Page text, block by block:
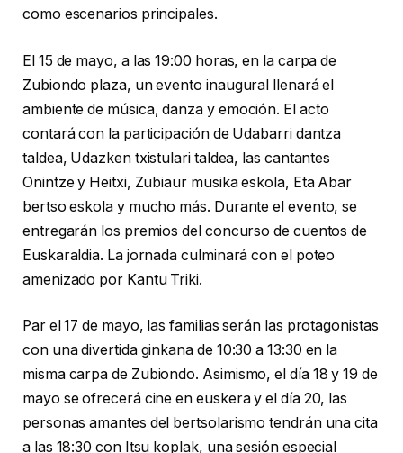
como escenarios principales.
El 15 de mayo, a las 19:00 horas, en la carpa de
Zubiondo plaza, un evento inaugural llenará el
ambiente de música, danza y emoción. El acto
contará con la participación de Udabarri dantza
taldea, Udazken txistulari taldea, las cantantes
Onintze y Heitxi, Zubiaur musika eskola, Eta Abar
bertso eskola y mucho más. Durante el evento, se
entregarán los premios del concurso de cuentos de
Euskaraldia. La jornada culminará con el poteo
amenizado por Kantu Triki.
Par el 17 de mayo, las familias serán las protagonistas
con una divertida ginkana de 10:30 a 13:30 en la
misma carpa de Zubiondo. Asimismo, el día 18 y 19 de
mayo se ofrecerá cine en euskera y el día 20, las
personas amantes del bertsolarismo tendrán una cita
a las 18:30 con Itsu koplak, una sesión especial